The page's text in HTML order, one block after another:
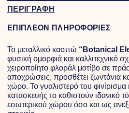
ΠΕΡΙΓΡΑΦΗ
ΕΠΙΠΛΕΟΝ ΠΛΗΡΟΦΟΡΙΕΣ
Το μεταλλικό κασπώ “Botanical
φυσική ομορφιά και καλλιτεχνικό
χειροποίητο φλοράλ μοτίβο σε
αποχρώσεις, προσθέτει ζωντάνια
χώρο. Το γυαλιστερό του
κατασκευής το καθιστούν ιδανικό
εσωτερικού χώρου όσο και ως